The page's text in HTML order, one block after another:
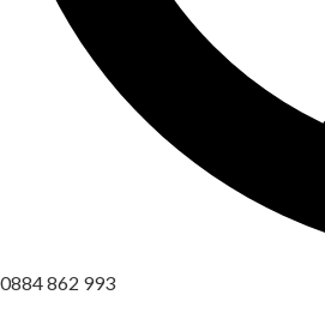
0884 862 993